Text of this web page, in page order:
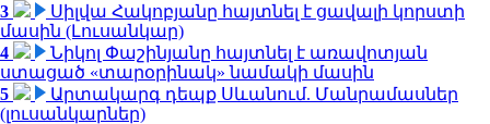
3
Սիլվա Հակոբյանը հայտնել է ցավալի կորստի
մասին (Լուսանկար)
4
Նիկոլ Փաշինյանը հայտնել է առավոտյան
ստացած «տարօրինակ» նամակի մասին
5
Արտակարգ դեպք Սևանում. Մանրամասներ
(լուսանկարներ)